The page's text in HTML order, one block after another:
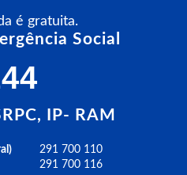
é gratuita.
Social
IP- RAM
291 700 110
291 700 116